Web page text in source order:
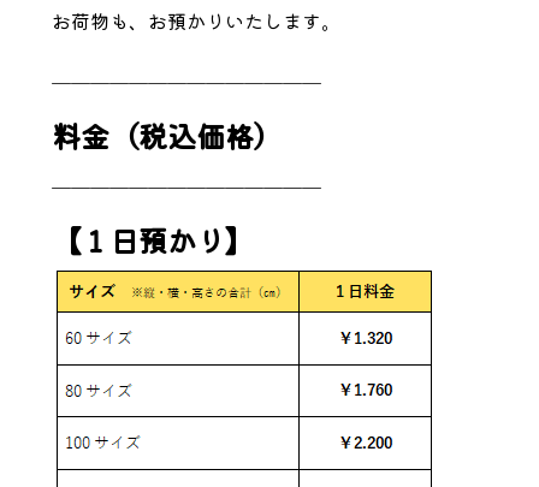
お荷物も、お預かりいたします。
料金（税込価格）
【１日預かり】